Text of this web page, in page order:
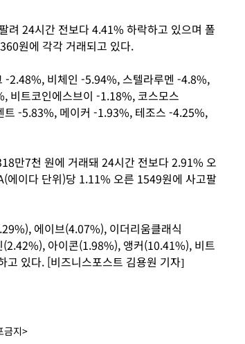
려 24시간 전보다 4.41% 하락하고 있으며 폴
원에 각각 거래되고 있다.
-2.48%, 비체인 -5.94%, 스텔라루멘 -4.8%,
비트코인에스브이 -1.18%, 코스모스
-5.83%, 메이커 -1.93%, 테조스 -4.25%,
만7천 원에 거래돼 24시간 전보다 2.91% 오
에이다 단위)당 1.11% 오른 1549원에 사고팔
에이브(4.07%), 이더리움클래식
아이콘(1.98%), 앵커(10.41%), 비트
있다. [비즈니스포스트 김용원 기자]
금지>